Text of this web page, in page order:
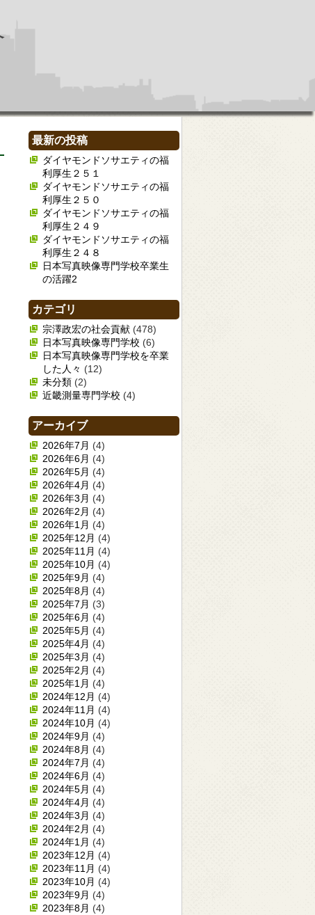
最新の投稿
ダイヤモンドソサエティの福
利厚生２５１
ダイヤモンドソサエティの福
利厚生２５０
ダイヤモンドソサエティの福
利厚生２４９
ダイヤモンドソサエティの福
利厚生２４８
日本写真映像専門学校卒業生
の活躍2
カテゴリ
宗澤政宏の社会貢献 (478)
日本写真映像専門学校 (6)
日本写真映像専門学校を卒業
した人々 (12)
未分類 (2)
近畿測量専門学校 (4)
アーカイブ
2026年7月 (4)
2026年6月 (4)
2026年5月 (4)
2026年4月 (4)
2026年3月 (4)
2026年2月 (4)
2026年1月 (4)
2025年12月 (4)
2025年11月 (4)
2025年10月 (4)
2025年9月 (4)
2025年8月 (4)
2025年7月 (3)
2025年6月 (4)
2025年5月 (4)
2025年4月 (4)
2025年3月 (4)
2025年2月 (4)
2025年1月 (4)
2024年12月 (4)
2024年11月 (4)
2024年10月 (4)
2024年9月 (4)
2024年8月 (4)
2024年7月 (4)
2024年6月 (4)
2024年5月 (4)
2024年4月 (4)
2024年3月 (4)
2024年2月 (4)
2024年1月 (4)
2023年12月 (4)
2023年11月 (4)
2023年10月 (4)
2023年9月 (4)
2023年8月 (4)